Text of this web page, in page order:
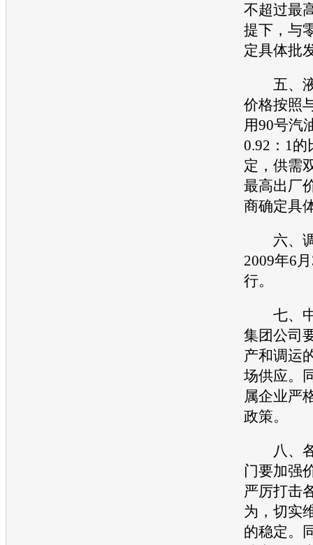
不超过最
提下，与
定具体批
五、液
价格按照
用90号汽
0.92：1的
定，供需
最高出厂
商确定具
六、调
2009年6
行。
七、中
集团公司
产和调运
场供应。
属企业严
政策。
八、各
门要加强
严厉打击
为，切实
的稳定。